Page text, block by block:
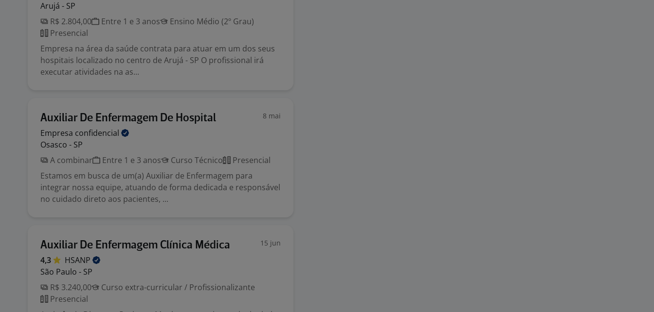
Arujá - SP
R$ 2.804,00
Entre 1 e 3 anos
Ensino Médio (2º Grau)
Presencial
Empresa na área da saúde contrata para atuar em um dos seus
hospitais localizado no centro de Arujá - SP O profissional irá
executar atividades na as...
Auxiliar De Enfermagem De Hospital 8 mai
Empresa confidencial
Osasco - SP
A combinar
Entre 1 e 3 anos Curso Técnico
Presencial
Estamos em busca de um(a) Auxiliar de Enfermagem para
integrar nossa equipe, atuando de forma dedicada e responsável
no cuidado direto aos pacientes, ...
Auxiliar De Enfermagem Clínica Médica 15 jun
4,3
HSANP
São Paulo - SP
R$ 3.240,00
Curso extra-curricular / Profissionalizante
Presencial